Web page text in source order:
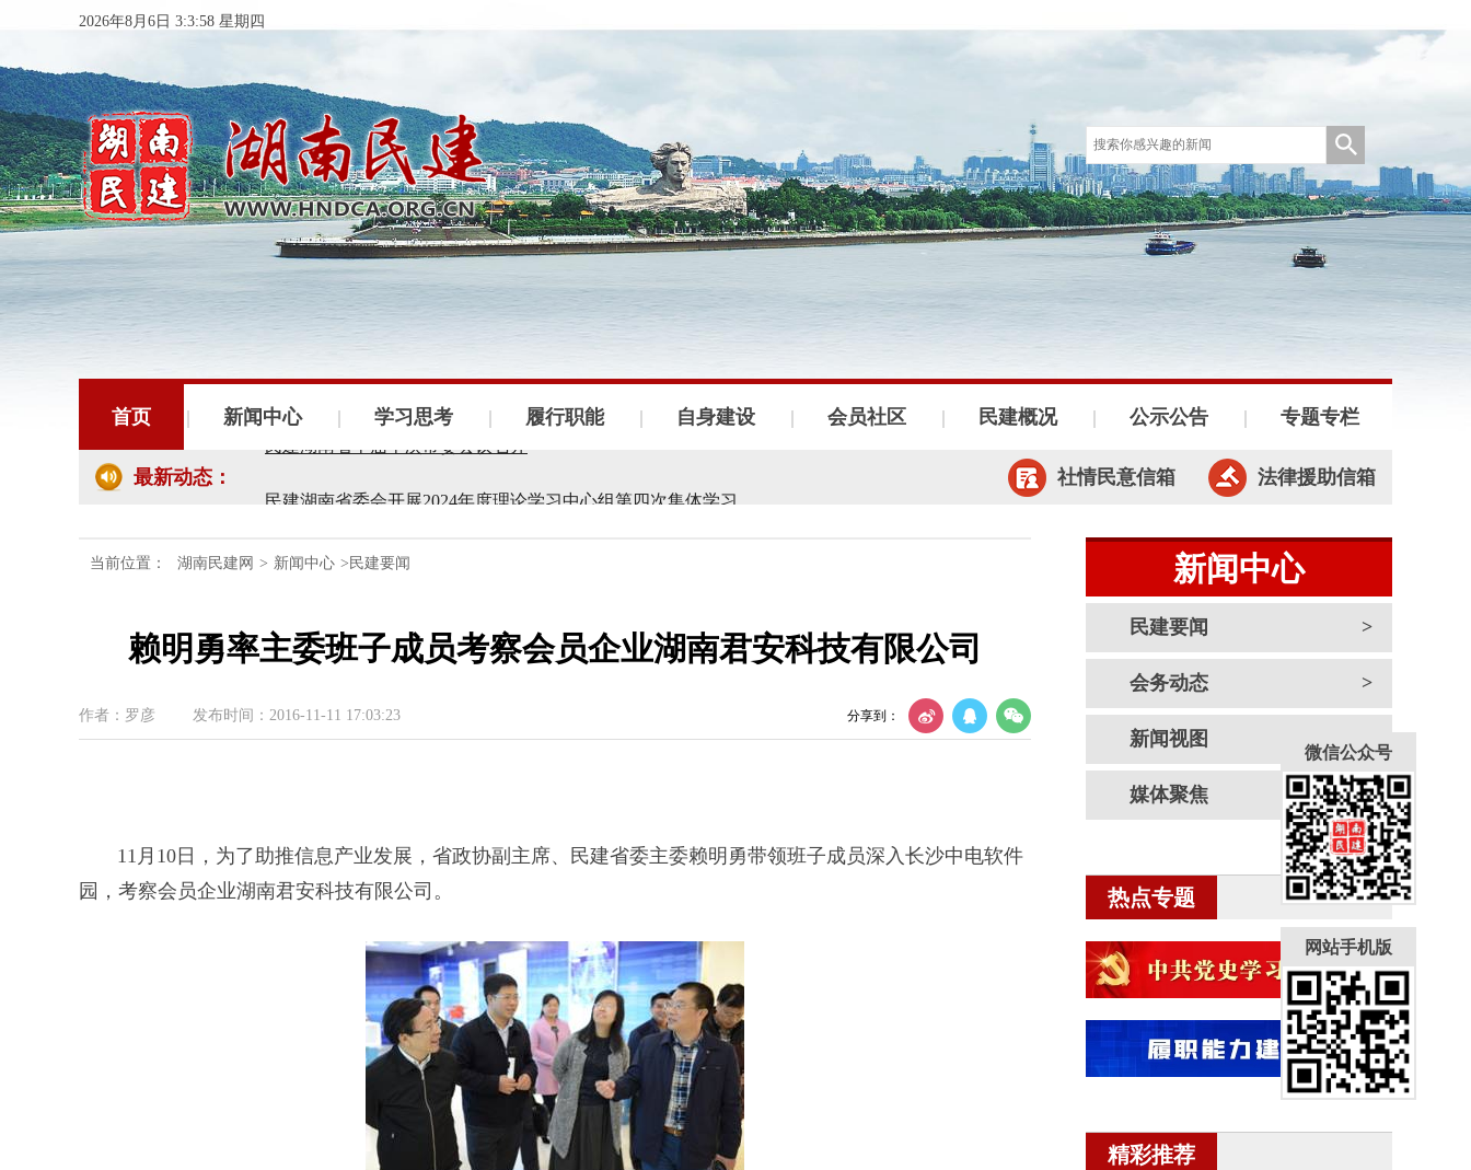
2026年8月6日 3:3:59 星期四
首页 新闻中心 学习思考 履行职能 自身建设 会员社区 民建概况 公示公告 专题专栏
最新动态：
民建湖南省委会十届五次全会召开
民建湖南省十届十次常委会议召开
民建湖南省委会召开全省组织建设工作会议
社情民意信箱 法律援助信箱
当前位置： 湖南民建网 > 新闻中心 >民建要闻
赖明勇率主委班子成员考察会员企业湖南君安科技有限公司
作者：罗彦 发布时间：2016-11-11 17:03:23 分享到：
11月10日，为了助推信息产业发展，省政协副主席、民建省委主委赖明勇带领班子成员深入长沙中电软件
园，考察会员企业湖南君安科技有限公司。
新闻中心
民建要闻
会务动态
新闻视图
媒体聚焦
热点专题
精彩推荐
微信公众号
网站手机版